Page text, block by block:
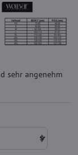
sehr angenehm